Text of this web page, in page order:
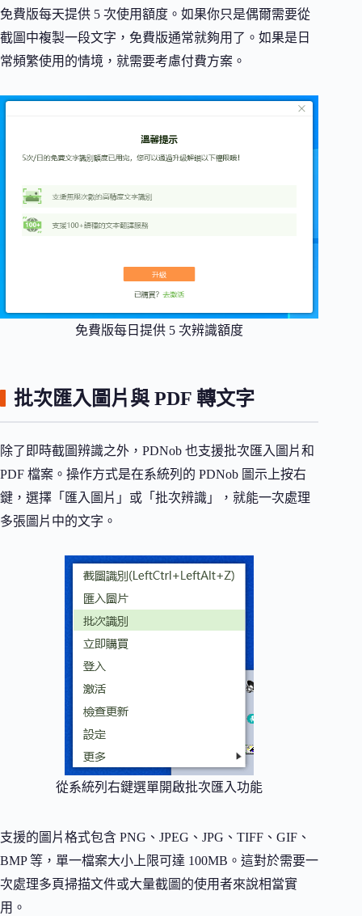
免費版每天提供 5 次使用額度。如果你只是偶爾需要從
截圖中複製一段文字，免費版通常就夠用了。如果是日
常頻繁使用的情境，就需要考慮付費方案。
免費版每日提供 5 次辨識額度
批次匯入圖片與 PDF 轉文字
除了即時截圖辨識之外，PDNob 也支援批次匯入圖片和
PDF 檔案。操作方式是在系統列的 PDNob 圖示上按右
鍵，選擇「匯入圖片」或「批次辨識」，就能一次處理
多張圖片中的文字。
從系統列右鍵選單開啟批次匯入功能
支援的圖片格式包含 PNG、JPEG、JPG、TIFF、GIF、
BMP 等，單一檔案大小上限可達 100MB。這對於需要一
次處理多頁掃描文件或大量截圖的使用者來說相當實
用。